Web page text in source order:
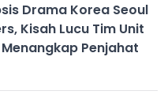
Drama Korea Seoul
Kisah Lucu Tim Unit
Menangkap Penjahat